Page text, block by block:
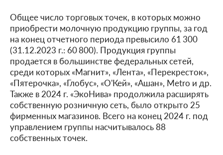
Общее число торговых точек, в которых можно
приобрести молочную продукцию группы, за год
на конец отчетного периода превысило 61 300
(31.12.2023 г.: 60 800). Продукция группы
продается в большинстве федеральных сетей,
среди которых «Магнит», «Лента», «Перекресток»,
«Пятерочка», «Глобус», «О'Кей», «Ашан», Metro и др.
Также в 2024 г. «ЭкоНива» продолжила расширять
собственную розничную сеть, было открыто 25
фирменных магазинов. Всего на конец 2024 г. под
управлением группы насчитывалось 88
собственных точек.